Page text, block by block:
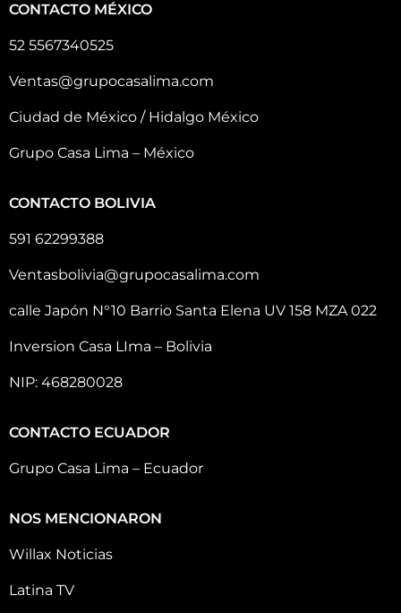
CONTACTO MÉXICO
52 5567340525
Ventas@grupocasalima.com
Ciudad de México / Hidalgo México
Grupo Casa Lima – México
CONTACTO BOLIVIA
591 62299388
Ventasbolivia@grupocasalima.com
calle Japón N°10 Barrio Santa Elena UV 158 MZA 022
Inversion Casa LIma – Bolivia
NIP: 468280028
CONTACTO ECUADOR
Grupo Casa Lima – Ecuador
NOS MENCIONARON
Willax Noticias
Latina TV